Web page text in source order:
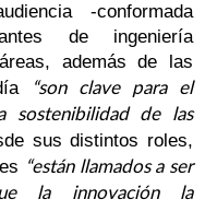
-conformada
de ingeniería
además de las
“son clave para el
sostenibilidad de las
sus distintos roles,
“están llamados a ser
la innovación la